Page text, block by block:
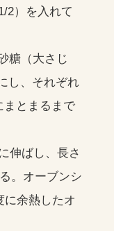
2）を入れて
糖（大さじ
し、それぞれ
まとまるまで
伸ばし、長さ
。オーブンシ
に余熱したオ